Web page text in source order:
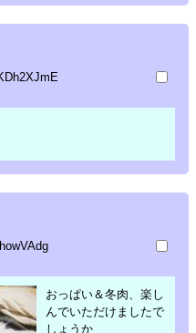
おっぱい＆冬肉、楽し
んでいただけましたで
しょうか